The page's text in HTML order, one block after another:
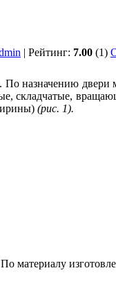
| Рейтинг: 7.00 (1)
По назна­чению двери
склад­чатые,
(рис. 1).
материалу